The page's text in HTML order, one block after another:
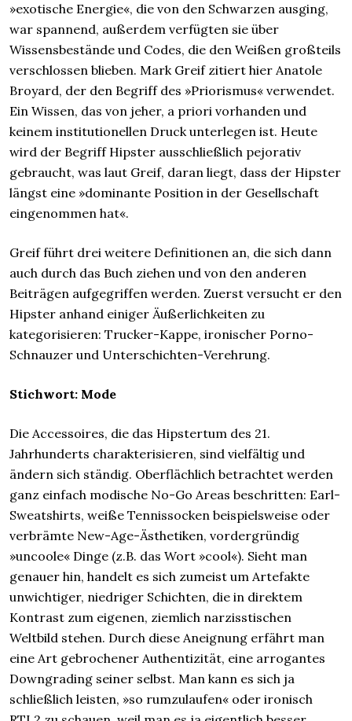
»exotische Energie«, die von den Schwarzen ausging,
war spannend, außerdem verfügten sie über
Wissensbestände und Codes, die den Weißen großteils
verschlossen blieben. Mark Greif zitiert hier Anatole
Broyard, der den Begriff des »Priorismus« verwendet.
Ein Wissen, das von jeher, a priori vorhanden und
keinem institutionellen Druck unterlegen ist. Heute
wird der Begriff Hipster ausschließlich pejorativ
gebraucht, was laut Greif, daran liegt, dass der Hipster
längst eine »dominante Position in der Gesellschaft
eingenommen hat«.
Greif führt drei weitere Definitionen an, die sich dann
auch durch das Buch ziehen und von den anderen
Beiträgen aufgegriffen werden. Zuerst versucht er den
Hipster anhand einiger Äußerlichkeiten zu
kategorisieren: Trucker-Kappe, ironischer Porno-
Schnauzer und Unterschichten-Verehrung.
Stichwort: Mode
Die Accessoires, die das Hipstertum des 21.
Jahrhunderts charakterisieren, sind vielfältig und
ändern sich ständig. Oberflächlich betrachtet werden
ganz einfach modische No-Go Areas beschritten: Earl-
Sweatshirts, weiße Tennissocken beispielsweise oder
verbrämte New-Age-Ästhetiken, vordergründig
»uncoole« Dinge (z.B. das Wort »cool«). Sieht man
genauer hin, handelt es sich zumeist um Artefakte
unwichtiger, niedriger Schichten, die in direktem
Kontrast zum eigenen, ziemlich narzisstischen
Weltbild stehen. Durch diese Aneignung erfährt man
eine Art gebrochener Authentizität, eine arrogantes
Downgrading seiner selbst. Man kann es sich ja
schließlich leisten, »so rumzulaufen« oder ironisch